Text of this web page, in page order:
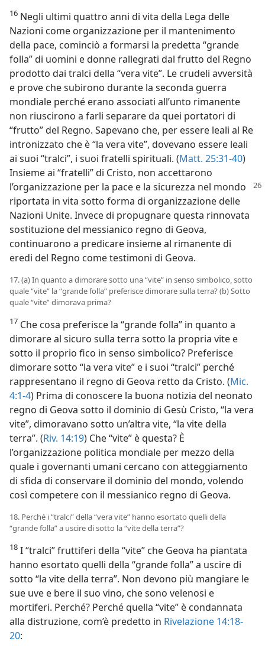
16 Negli ultimi quattro anni di vita della Lega delle
Nazioni come organizzazione per il mantenimento
della pace, cominciò a formarsi la predetta “grande
folla” di uomini e donne rallegrati dal frutto del Regno
prodotto dai tralci della “vera vite”. Le crudeli avversità
e prove che subirono durante la seconda guerra
mondiale perché erano associati all’unto rimanente
non riuscirono a farli separare da quei portatori di
“frutto” del Regno. Sapevano che, per essere leali al Re
intronizzato che è “la vera vite”, dovevano essere leali
ai suoi “tralci”, i suoi fratelli spirituali. (Matt. 25:31-40)
Insieme ai “fratelli” di Cristo, non accettarono
l’organizzazione per la pace e la sicurezza nel mondo
riportata in vita sotto forma di organizzazione delle
Nazioni Unite. Invece di propugnare questa rinnovata
sostituzione del messianico regno di Geova,
continuarono a predicare insieme al rimanente di
eredi del Regno come testimoni di Geova.
17. (a) In quanto a dimorare sotto una “vite” in senso simbolico, sotto
quale “vite” la “grande folla” preferisce dimorare sulla terra? (b) Sotto
quale “vite” dimorava prima?
17 Che cosa preferisce la “grande folla” in quanto a
dimorare al sicuro sulla terra sotto la propria vite e
sotto il proprio fico in senso simbolico? Preferisce
dimorare sotto “la vera vite” e i suoi “tralci” perché
rappresentano il regno di Geova retto da Cristo. (Mic.
4:1-4) Prima di conoscere la buona notizia del neonato
regno di Geova sotto il dominio di Gesù Cristo, “la vera
vite”, dimoravano sotto un’altra vite, “la vite della
terra”. (Riv. 14:19) Che “vite” è questa? È
l’organizzazione politica mondiale per mezzo della
quale i governanti umani cercano con atteggiamento
di sfida di conservare il dominio del mondo, volendo
così competere con il messianico regno di Geova.
18. Perché i “tralci” della “vera vite” hanno esortato quelli della
“grande folla” a uscire di sotto la “vite della terra”?
18 I “tralci” fruttiferi della “vite” che Geova ha piantata
hanno esortato quelli della “grande folla” a uscire di
sotto “la vite della terra”. Non devono più mangiare le
sue uve e bere il suo vino, che sono velenosi e
mortiferi. Perché? Perché quella “vite” è condannata
alla distruzione, com’è predetto in Rivelazione 14:18-
20: